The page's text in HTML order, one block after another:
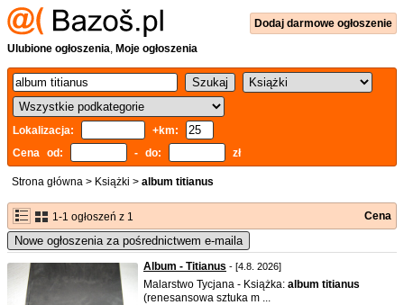
Dodaj darmowe ogłoszenie
Ulubione ogłoszenia, Moje ogłoszenia
Lokalizacja:
+km:
Cena od:
- do: zł
Strona główna > Książki > album titianus
1-1 ogłoszeń z 1 Cena
Nowe ogłoszenia za pośrednictwem e-maila
Album - Titianus - [4.8. 2026]
Malarstwo Tycjana - Książka: album titianus
(renesansowa sztuka m ...